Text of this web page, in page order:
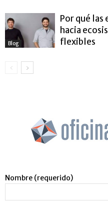
Blog
Por qué las
hacia
flexibles
Nombre (requerido)